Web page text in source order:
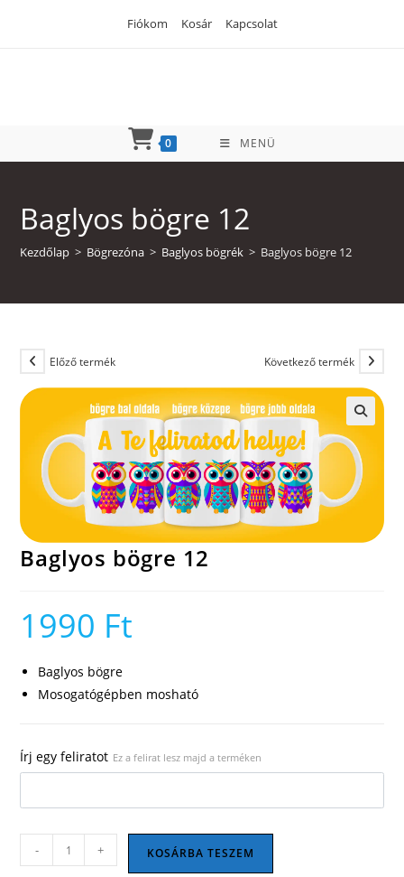
Fiókom Kosár Kapcsolat
0 MENÜ
Baglyos bögre 12
Kezdőlap > Bögrezóna > Baglyos bögrék > Baglyos bögre 12
Előző termék Következő termék
Baglyos bögre 12
1990 Ft
Baglyos bögre
Mosogatógépben mosható
Írj egy feliratot Ez a felirat lesz majd a terméken
bögre
- + KOSÁRBA TESZEM